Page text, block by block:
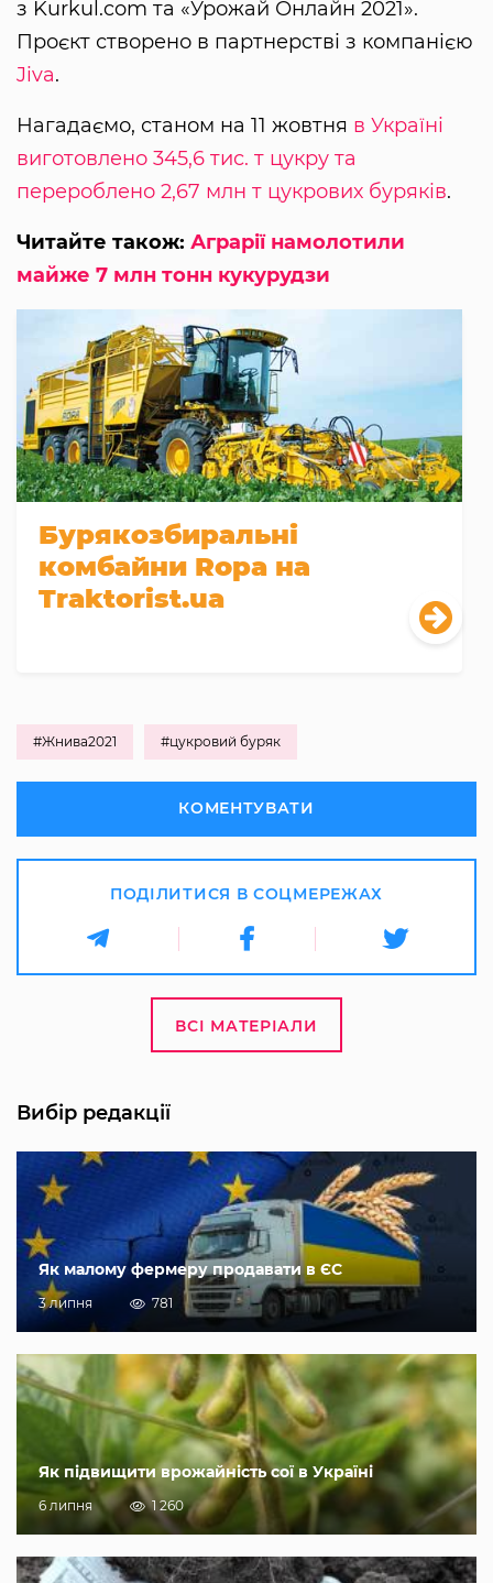
з Kurkul.com та «Урожай Онлайн 2021».
Проєкт створено в партнерстві з компанією
Jiva.
Нагадаємо, станом на 11 жовтня в Україні
виготовлено 345,6 тис. т цукру та
перероблено 2,67 млн т цукрових буряків.
Читайте також: Аграрії намолотили
майже 7 млн тонн кукурудзи
Бурякозбиральні
комбайни Ropa на
Traktorist.ua
#Жнива2021 #цукровий буряк
КОМЕНТУВАТИ
ПОДІЛИТИСЯ В СОЦМЕРЕЖАХ
ВСІ МАТЕРІАЛИ
Вибір редакції
Як малому фермеру продавати в ЄС
3 липня 781
Як підвищити врожайність сої в Україні
6 липня 1 260